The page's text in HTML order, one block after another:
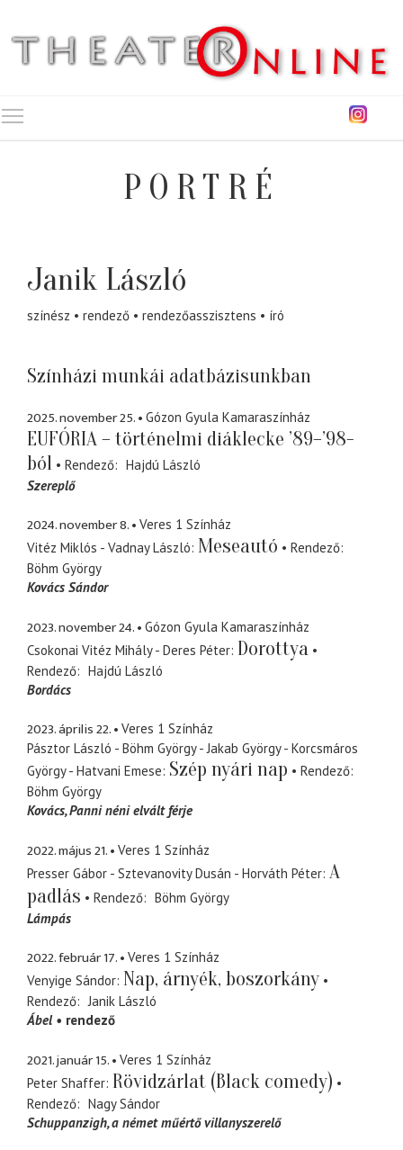
PORTRÉ
Janik László
színész rendező rendezőasszisztens író
Színházi munkái adatbázisunkban
2025. november 25. Gózon Gyula Kamaraszínház
EUFÓRIA – történelmi diáklecke ’89–’98-
ból
Rendező
Hajdú László
Szereplő
2024. november 8.
Veres 1 Színház
Vitéz Miklós - Vadnay László Meseautó
Rendező
Böhm György
Kovács Sándor
2023. november 24.
Gózon Gyula Kamaraszínház
Csokonai Vitéz Mihály - Deres Péter Dorottya
Rendező
Hajdú László
Bordács
2023. április 22.
Veres 1 Színház
Pásztor László - Böhm György - Jakab György - Korcsmáros
György - Hatvani Emese Szép nyári nap
Rendező
Böhm György
Kovács Panni néni elvált férje
2022. május 21.
Veres 1 Színház
Presser Gábor - Sztevanovity Dusán - Horváth Péter A
padlás
Rendező
Böhm György
Lámpás
2022. február 17.
Veres 1 Színház
Venyige Sándor Nap, árnyék, boszorkány
Rendező
Janik László
Ábel
rendező
2021. január 15.
Veres 1 Színház
Peter Shaffer Rövidzárlat (Black comedy)
Rendező
Nagy Sándor
Schuppanzigh a német műértő villanyszerelő